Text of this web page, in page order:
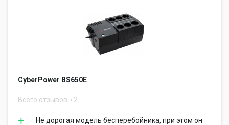
CyberPower BS650E
Всего отзывов 2
Не дорогая модель бесперебойника, при этом он